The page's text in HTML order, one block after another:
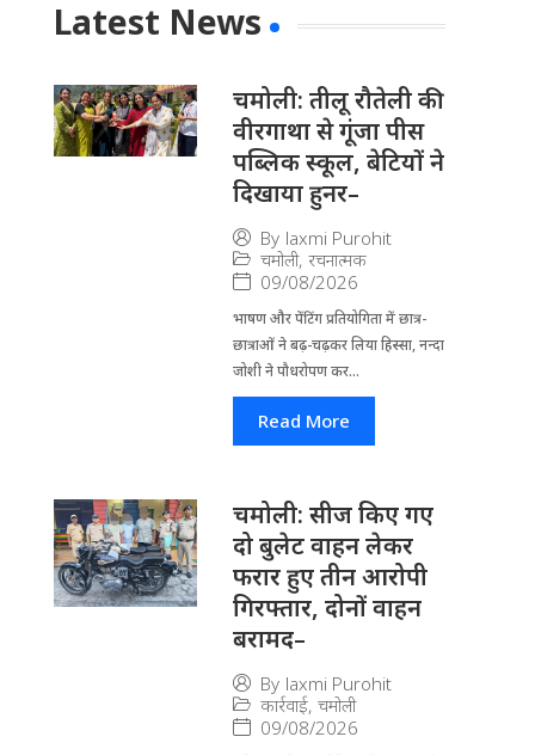
Latest News
चमोली: तीलू रौतेली की
वीरगाथा से गूंजा पीस
पब्लिक स्कूल, बेटियों ने
दिखाया हुनर–
By laxmi Purohit
चमोली, रचनात्मक
09/08/2026
भाषण और पेंटिंग प्रतियोगिता में छात्र-
छात्राओं ने बढ़-चढ़कर लिया हिस्सा, नन्दा
जोशी ने पौधरोपण कर...
Read More
चमोली: सीज किए गए
दो बुलेट वाहन लेकर
फरार हुए तीन आरोपी
गिरफ्तार, दोनों वाहन
बरामद–
By laxmi Purohit
कार्रवाई, चमोली
09/08/2026